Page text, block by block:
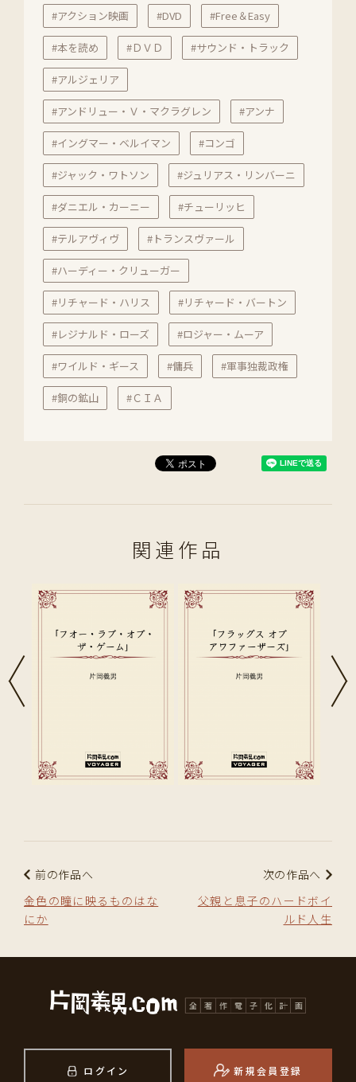
#アクション映画 #DVD #Free＆Easy
#本を読め #ＤＶＤ #サウンド・トラック
#アルジェリア
#アンドリュー・Ｖ・マクラグレン #アンナ
#イングマー・ベルイマン #コンゴ
#ジャック・ワトソン #ジュリアス・リンバーニ
#ダニエル・カーニー #チューリッヒ
#テルアヴィヴ #トランスヴァール
#ハーディー・クリューガー
#リチャード・ハリス #リチャード・バートン
#レジナルド・ローズ #ロジャー・ムーア
#ワイルド・ギース #傭兵 #軍事独裁政権
#銅の鉱山 #ＣＩＡ
関連作品
前の作品へ
金色の瞳に映るものはな
にか
次の作品へ
父親と息子のハードボイ
ルド人生
ログイン 新規会員登録